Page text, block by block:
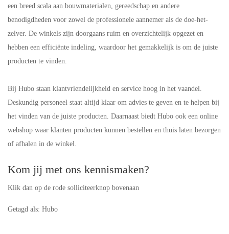
een breed scala aan bouwmaterialen, gereedschap en andere
benodigdheden voor zowel de professionele aannemer als de doe-het-
zelver. De winkels zijn doorgaans ruim en overzichtelijk opgezet en
hebben een efficiënte indeling, waardoor het gemakkelijk is om de juiste
producten te vinden.
Bij Hubo staan klantvriendelijkheid en service hoog in het vaandel.
Deskundig personeel staat altijd klaar om advies te geven en te helpen bij
het vinden van de juiste producten. Daarnaast biedt Hubo ook een online
webshop waar klanten producten kunnen bestellen en thuis laten bezorgen
of afhalen in de winkel.
Kom jij met ons kennismaken?
Klik dan op de rode solliciteerknop bovenaan
Getagd als: Hubo